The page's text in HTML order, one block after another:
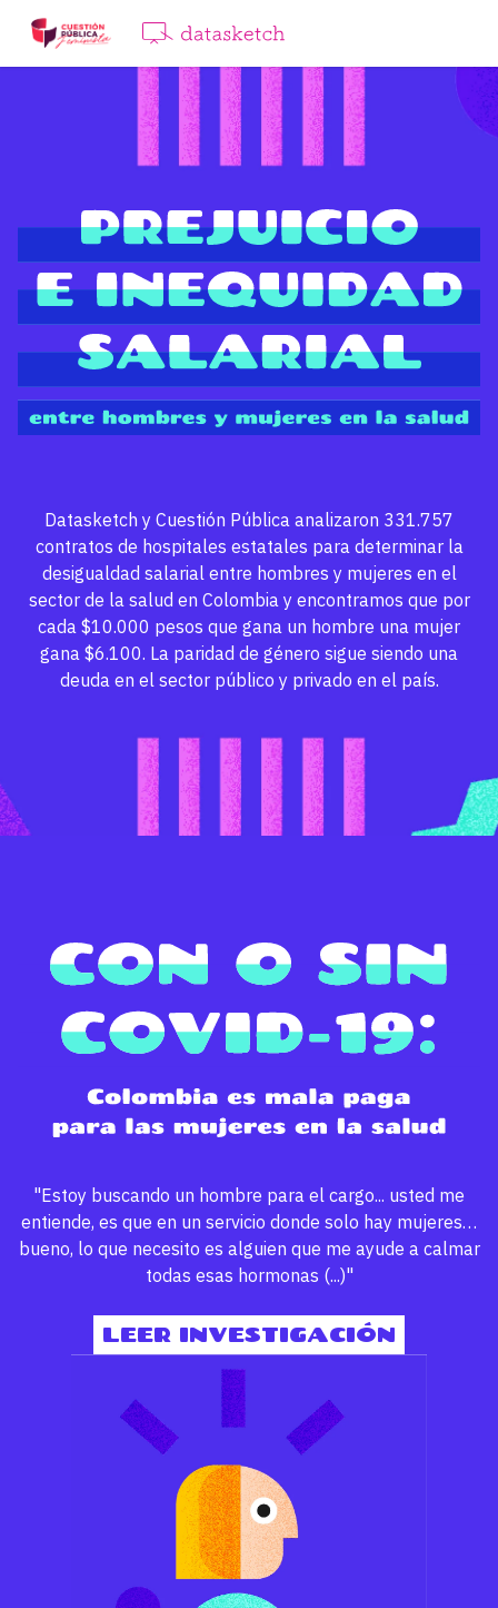
Datasketch y Cuestión Pública analizaron 331.757
contratos de hospitales estatales para determinar la
desigualdad salarial entre hombres y mujeres en el
sector de la salud en Colombia y encontramos que por
cada $10.000 pesos que gana un hombre una mujer
gana $6.100. La paridad de género sigue siendo una
deuda en el sector público y privado en el país.
"Estoy buscando un hombre para el cargo... usted me
entiende, es que en un servicio donde solo hay mujeres…
bueno, lo que necesito es alguien que me ayude a calmar
todas esas hormonas (...)"
LEER INVESTIGACIÓN